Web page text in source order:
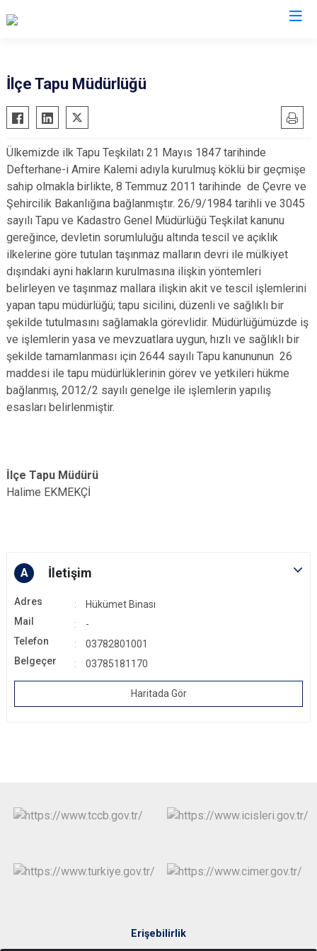
Amasra
Kurucaşile
Ulus
İlçe Tapu Müdürlüğü
Ülkemizde ilk Tapu Teşkilatı 21 Mayıs 1847 tarihinde
Defterhane-i Amire Kalemi adıyla kurulmuş köklü bir geçmişe
sahip olmakla birlikte, 8 Temmuz 2011 tarihinde de Çevre ve
Şehircilik Bakanlığına bağlanmıştır. 26/9/1984 tarihli ve 3045
sayılı Tapu ve Kadastro Genel Müdürlüğü Teşkilat kanunu
gereğince, devletin sorumluluğu altında tescil ve açıklık
ilkelerine göre tutulan taşınmaz malların devri ile mülkiyet
dışındaki ayni hakların kurulmasına ilişkin yöntemleri
belirleyen ve taşınmaz mallara ilişkin akit ve tescil işlemlerini
yapan tapu müdürlüğü; tapu sicilini, düzenli ve sağlıklı bir
şekilde tutulmasını sağlamakla görevlidir. Müdürlüğümüzde iş
ve işlemlerin yasa ve mevzuatlara uygun, hızlı ve sağlıklı bir
şekilde tamamlanması için 2644 sayılı Tapu kanununun 26
maddesi ile tapu müdürlüklerinin görev ve yetkileri hükme
bağlanmış, 2012/2 sayılı genelge ile işlemlerin yapılış
esasları belirlenmiştir.
İlçe Tapu Müdürü
Halime EKMEKÇİ
A İletişim
Adres
Hükümet Binası
Mail
-
Telefon
03782801001
Belgeçer
03785181170
Haritada Gör
Erişebilirlik